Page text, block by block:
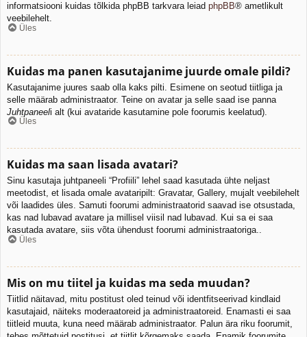
informatsiooni kuidas tõlkida phpBB tarkvara leiad phpBB® ametlikult
veebilehelt.
Üles
Kuidas ma panen kasutajanime juurde omale pildi?
Kasutajanime juures saab olla kaks pilti. Esimene on seotud tiitliga ja
selle määrab administraator. Teine on avatar ja selle saad ise panna
Juhtpaneeli alt (kui avataride kasutamine pole foorumis keelatud).
Üles
Kuidas ma saan lisada avatari?
Sinu kasutaja juhtpaneeli “Profiili” lehel saad kasutada ühte neljast
meetodist, et lisada omale avataripilt: Gravatar, Gallery, mujalt veebilehelt
või laadides üles. Samuti foorumi administraatorid saavad ise otsustada,
kas nad lubavad avatare ja millisel viisil nad lubavad. Kui sa ei saa
kasutada avatare, siis võta ühendust foorumi administraatoriga..
Üles
Mis on mu tiitel ja kuidas ma seda muudan?
Tiitlid näitavad, mitu postitust oled teinud või identfitseerivad kindlaid
kasutajaid, näiteks moderaatoreid ja administraatoreid. Enamasti ei saa
tiitleid muuta, kuna need määrab administraator. Palun ära riku foorumit,